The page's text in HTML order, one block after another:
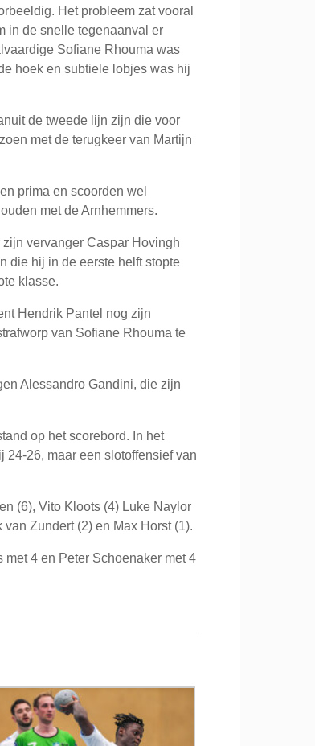
Het probleem zat vooral
in de snelle tegenaanval er
Sofiane Rhouma was
hoek en subtiele lobjes was hij
de tweede lijn zijn die voor
met de terugkeer van Martijn
prima en scoorden wel
met de Arnhemmers.
vervanger Caspar Hovingh
die hij in de eerste helft stopte
klasse.
Hendrik Pantel nog zijn
van Sofiane Rhouma te
Alessandro Gandini, die zijn
op het scorebord. In het
26, maar een slotoffensief van
(6), Vito Kloots (4) Luke Naylor
Zundert (2) en Max Horst (1).
4 en Peter Schoenaker met 4